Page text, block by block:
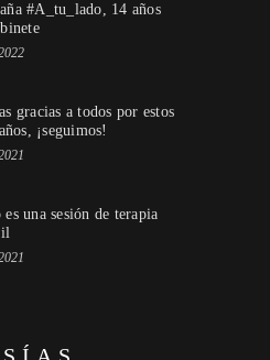
#A_tu_lado, 14 años
gracias a todos por estos
¡seguimos!
es una sesión de terapia